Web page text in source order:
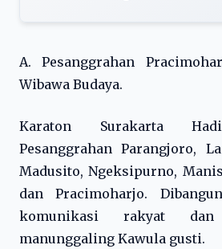
A. Pesanggrahan
Wibawa Budaya.
Karaton Surakarta
Pesanggrahan Parangjoro,
Madusito, Ngeksipurno,
dan Pracimoharjo.
komunikasi rakyat
manunggaling Kawula gusti.